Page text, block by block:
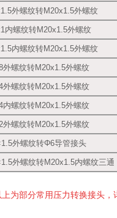
外螺纹转M20x1.5外螺纹
内螺纹转M20x1.5外螺纹
内螺纹转M20x1.5外螺纹
外螺纹转M20x1.5外螺纹
外螺纹转M20x1.5外螺纹
内螺纹转M20x1.5外螺纹
外螺纹转M20x1.5外螺纹
外螺纹转Φ6导管接头
外螺纹转M20x1.5内螺纹三通
为部分常用压力转换接头